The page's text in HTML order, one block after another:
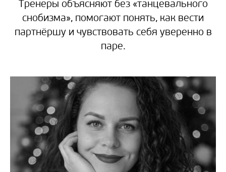
Тренеры объясняют без «танцевального
снобизма», помогают понять, как вести
партнёршу и чувствовать себя уверенно в
паре.